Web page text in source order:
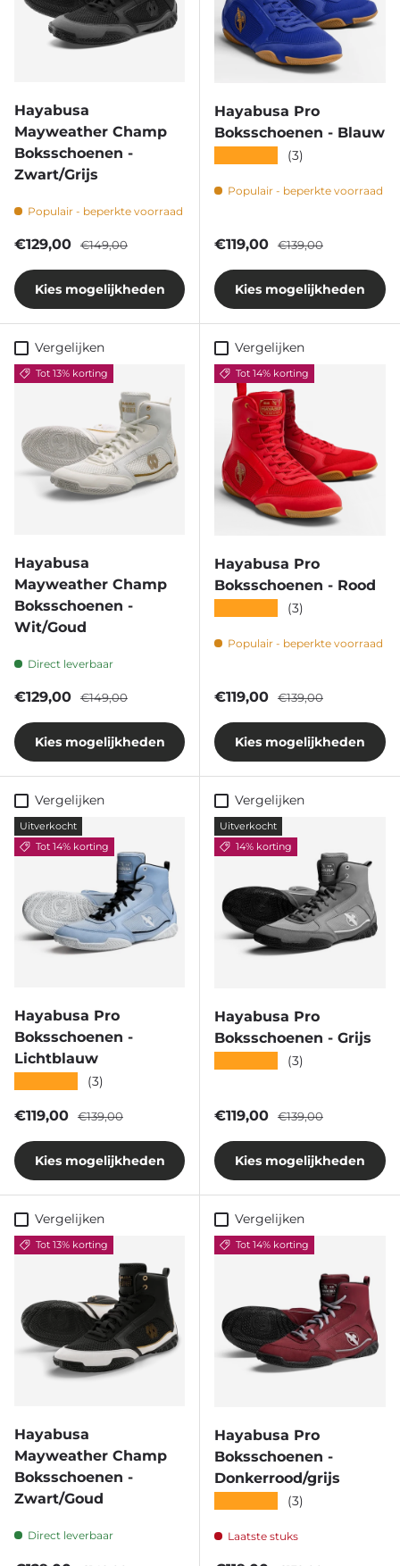
Hayabusa
Mayweather Champ
Boksschoenen -
Zwart/Grijs
Populair - beperkte voorraad
Verkoopprijs
€129,00 Reguliere prijs
€149,00
Kies mogelijkheden
Hayabusa Pro
Boksschoenen - Blauw
(3)
Populair - beperkte voorraad
Verkoopprijs
€119,00 Reguliere prijs
€139,00
Kies mogelijkheden
Vergelijken
Tot 13% korting
Hayabusa
Mayweather Champ
Boksschoenen -
Wit/Goud
Direct leverbaar
Verkoopprijs
€129,00 Reguliere prijs
€149,00
Kies mogelijkheden
Vergelijken
Tot 14% korting
Hayabusa Pro
Boksschoenen - Rood
(3)
Populair - beperkte voorraad
Verkoopprijs
€119,00 Reguliere prijs
€139,00
Kies mogelijkheden
Vergelijken
Uitverkocht
Tot 14% korting
Hayabusa Pro
Boksschoenen -
Lichtblauw
(3)
Verkoopprijs
€119,00 Reguliere prijs
€139,00
Kies mogelijkheden
Vergelijken
Uitverkocht
14% korting
Hayabusa Pro
Boksschoenen - Grijs
(3)
Verkoopprijs
€119,00 Reguliere prijs
€139,00
Kies mogelijkheden
Vergelijken
Tot 13% korting
Hayabusa
Mayweather Champ
Boksschoenen -
Zwart/Goud
Direct leverbaar
Vergelijken
Tot 14% korting
Hayabusa Pro
Boksschoenen -
Donkerrood/grijs
(3)
Laatste stuks